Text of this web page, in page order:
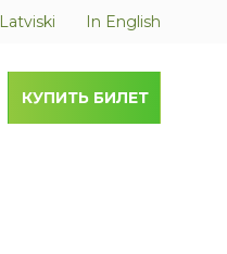
Latviski In English
КУПИТЬ БИЛЕТ